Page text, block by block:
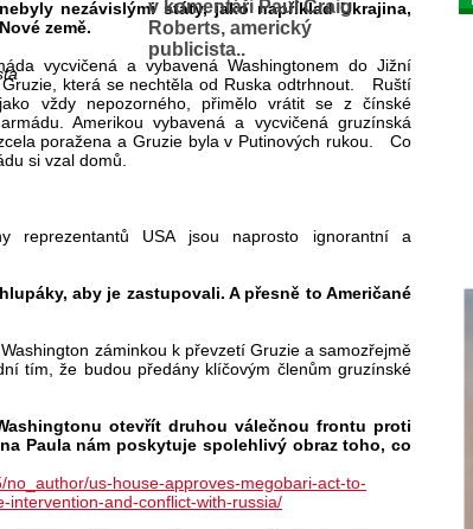
v komentáři Paul Craig
Roberts, americký
publicista..
nezávislými státy, jako například Ukrajina,
země.
vycvičená a vybavená Washingtonem do Jižní
která se nechtěla od Ruska odtrhnout. Ruští
vždy nepozorného, přimělo vrátit se z čínské
Amerikou vybavená a vycvičená gruzínská
poražena a Gruzie byla v Putinových rukou. Co
si vzal domů.
reprezentantů USA jsou naprosto ignorantní a
aby je zastupovali. A přesně to Američané
záminkou k převzetí Gruzie a samozřejmě
tím, že budou předány klíčovým členům gruzínské
otevřít druhou válečnou frontu proti
Paula nám poskytuje spolehlivý obraz toho, co
no_author/us-house-approves-megobari-act-to-
intervention-and-conflict-with-russia/